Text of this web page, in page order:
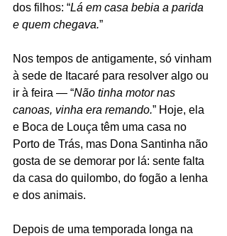
dos filhos: “Lá em casa bebia a parida
e quem chegava.”
Nos tempos de antigamente, só vinham
à sede de Itacaré para resolver algo ou
ir à feira — “Não tinha motor nas
canoas, vinha era remando.” Hoje, ela
e Boca de Louça têm uma casa no
Porto de Trás, mas Dona Santinha não
gosta de se demorar por lá: sente falta
da casa do quilombo, do fogão a lenha
e dos animais.
Depois de uma temporada longa na